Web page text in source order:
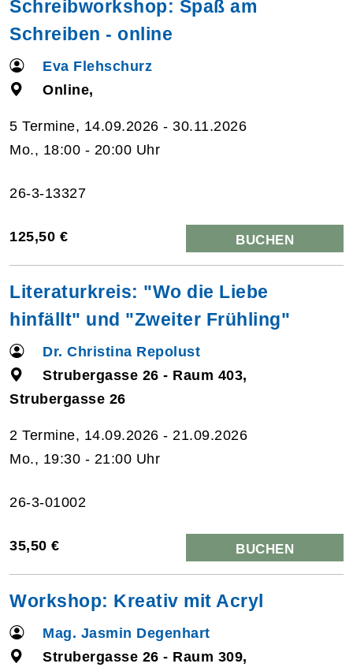
Schreibworkshop: Spaß am
Schreiben - online
Eva Flehschurz
Online,
5 Termine, 14.09.2026 - 30.11.2026
Mo., 18:00 - 20:00 Uhr
26-3-13327
125,50 € BUCHEN
Literaturkreis: "Wo die Liebe
hinfällt" und "Zweiter Frühling"
Dr. Christina Repolust
Strubergasse 26 - Raum 403,
Strubergasse 26
2 Termine, 14.09.2026 - 21.09.2026
Mo., 19:30 - 21:00 Uhr
26-3-01002
35,50 € BUCHEN
Workshop: Kreativ mit Acryl
Mag. Jasmin Degenhart
Strubergasse 26 - Raum 309,